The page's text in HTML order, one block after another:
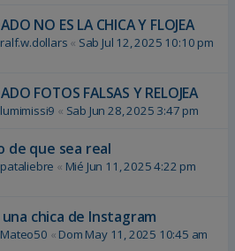
NO ES LA CHICA Y FLOJEA
ralf.w.dollars « Sab Jul 12, 2025 10:10 pm
FOTOS FALSAS Y RELOJEA
lumimissi9 « Sab Jun 28, 2025 3:47 pm
de que sea real
pataliebre « Mié Jun 11, 2025 4:22 pm
chica de Instagram
Mateo50 « Dom May 11, 2025 10:45 am